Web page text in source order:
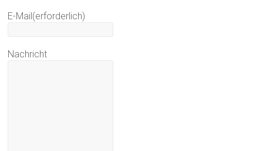
E-Mail(erforderlich)
Nachricht